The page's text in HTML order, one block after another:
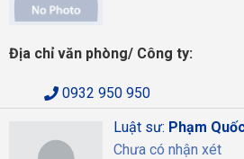
Địa chỉ văn phòng/ Công ty:
0932 950 950
Luật sư: Phạm
Chưa có nhận xét